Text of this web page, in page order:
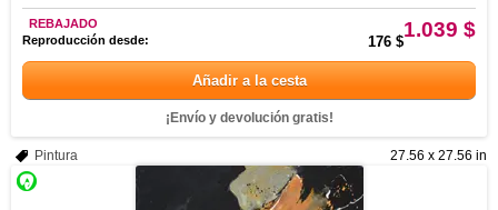
1.039 $
REBAJADO
Reproducción desde:
176 $
Añadir a la cesta
¡Envío y devolución gratis!
27.56 x 27.56 in
Pintura